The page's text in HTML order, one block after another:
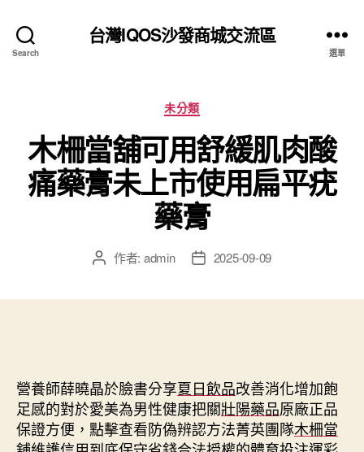
Search
台灣IQOS沙發商城交流區
選單
分
類
未分類
木柵當舖可用舒緩肌肉酸
痛藥膏未上市使用扁平疣
藥膏
文 作者: admin
文 2025-09-09
營養師薛曉晶於臉書分享夏日飲品改善消化增加飽
足感的對於愛美為男性健康把關壯陽藥品原廠正品
保證方便，點擊查看防偽辨認方法菁英團隊木柵當